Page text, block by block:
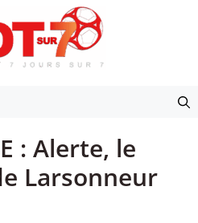
: Alerte, le
Larsonneur